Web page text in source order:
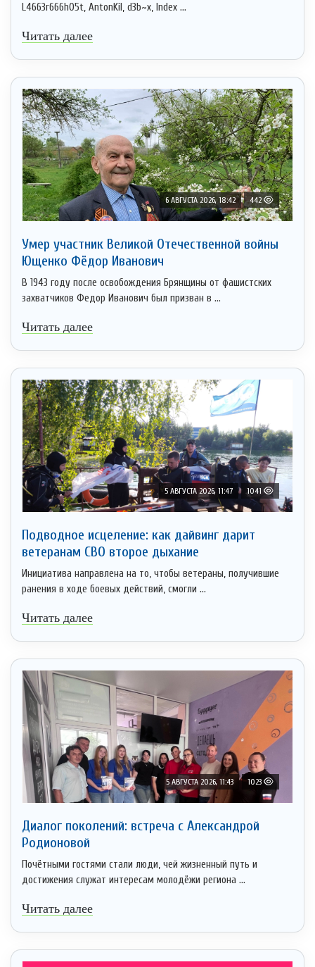
L4663r666h05t, AntonKil, d3b~x, Index ...
Читать далее
6 АВГУСТА 2026, 18:42 442
Умер участник Великой Отечественной войны
Ющенко Фёдор Иванович
В 1943 году после освобождения Брянщины от фашистских
захватчиков Федор Иванович был призван в ...
Читать далее
5 АВГУСТА 2026, 11:47 1041
Подводное исцеление: как дайвинг дарит
ветеранам СВО второе дыхание
Инициатива направлена на то, чтобы ветераны, получившие
ранения в ходе боевых действий, смогли ...
Читать далее
5 АВГУСТА 2026, 11:43 1023
Диалог поколений: встреча с Александрой
Родионовой
Почётными гостями стали люди, чей жизненный путь и
достижения служат интересам молодёжи региона ...
Читать далее